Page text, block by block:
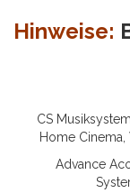
Hinweise:
CS
Home
Advance